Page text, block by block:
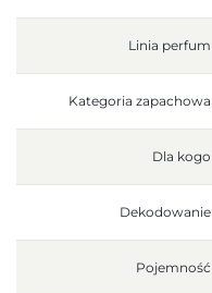
Linia perfum
Kategoria zapachowa
Dla kogo
Dekodowanie
Pojemność